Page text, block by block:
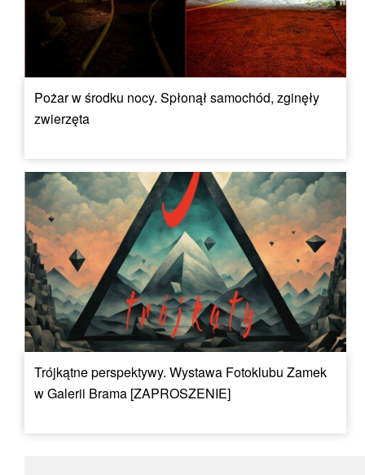
Pożar w środku nocy. Spłonął samochód, zginęły
zwierzęta
Trójkątne perspektywy. Wystawa Fotoklubu Zamek
w Galerii Brama [ZAPROSZENIE]